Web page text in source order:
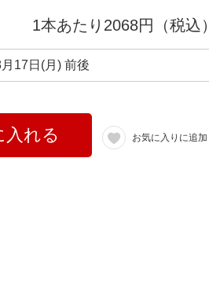
1本あたり2068円（税込）
17日(月) 前後
入れる お気に入りに追加